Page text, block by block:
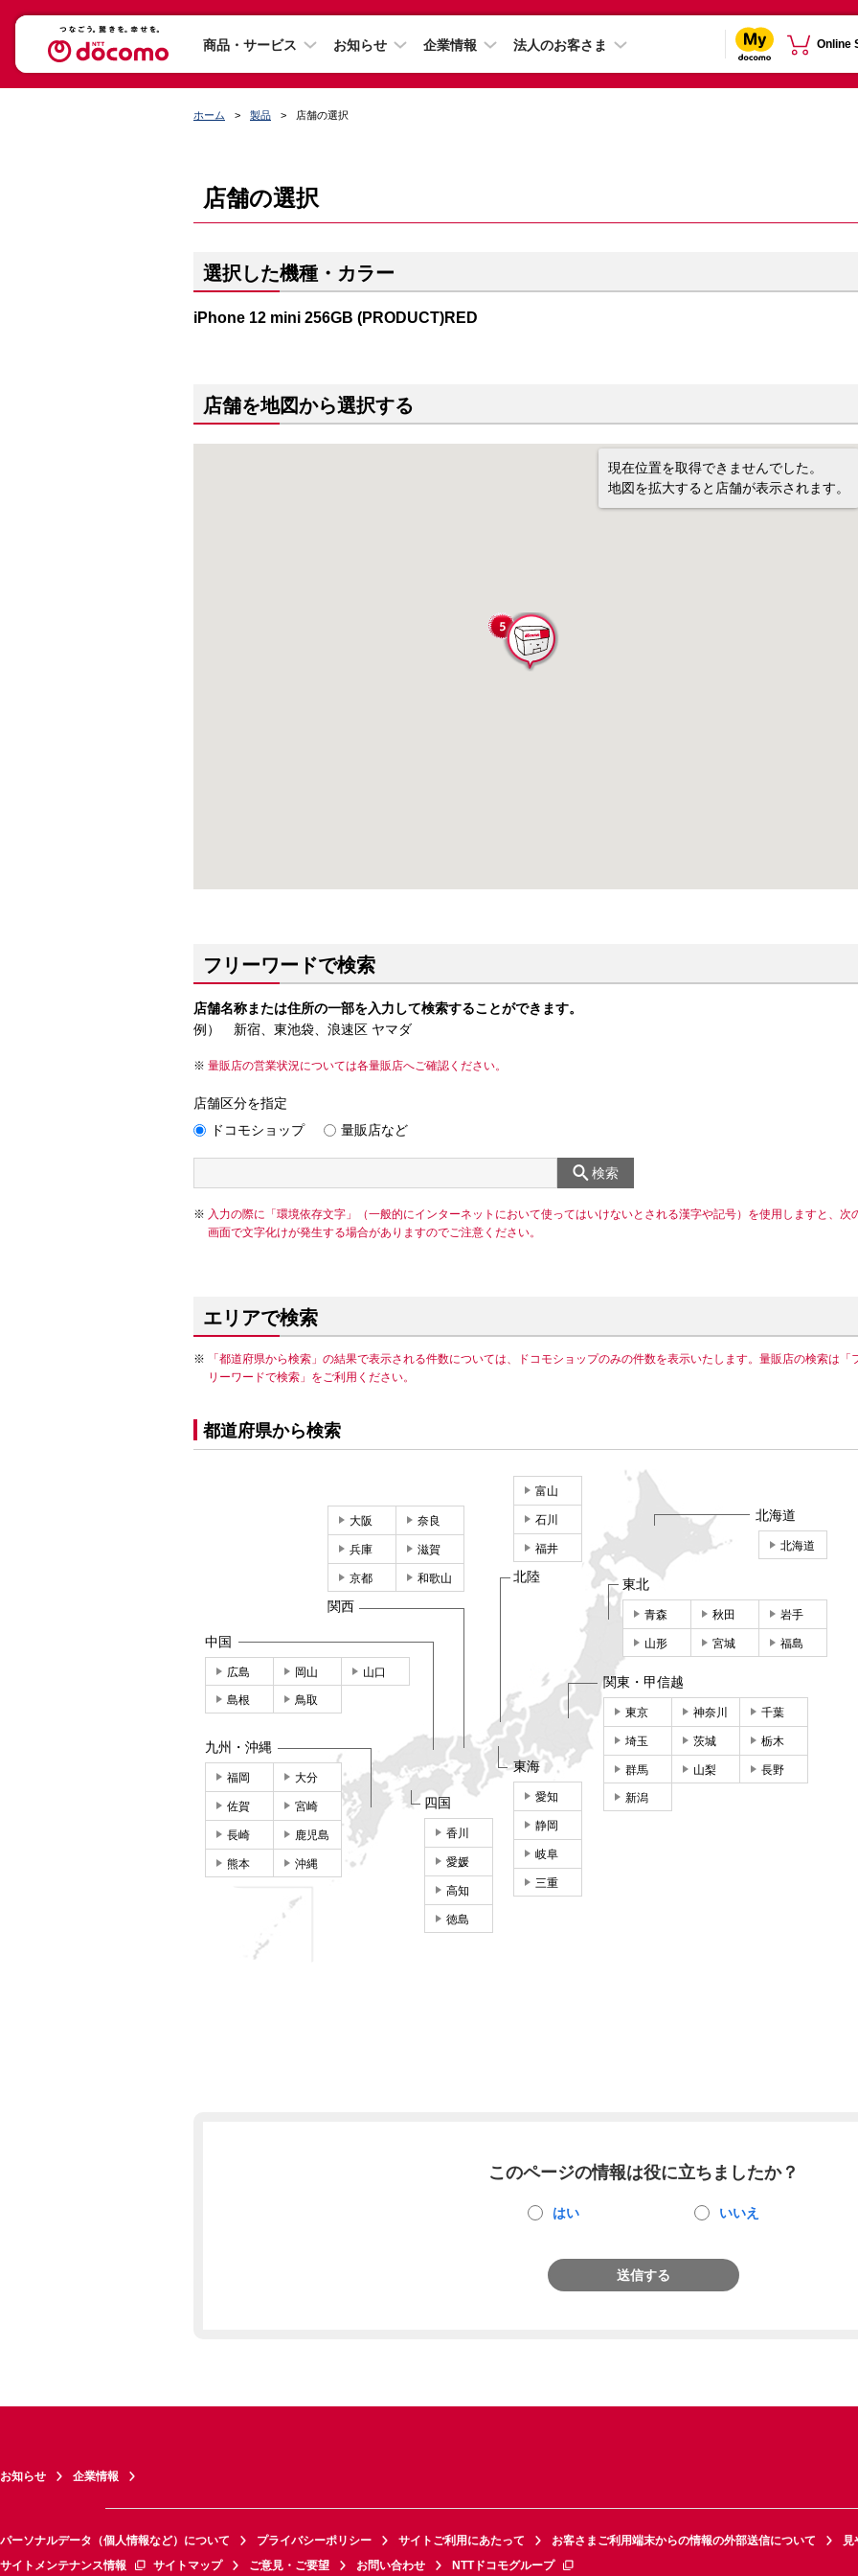
商品・サービス お知らせ 企業情報 法人のお客さま Online
ホーム 製品 店舗の選択
店舗の選択
選択した機種・カラー
iPhone 12 mini 256GB (PRODUCT)RED
店舗を地図から選択する
現在位置を取得できませんでした。
地図を拡大すると店舗が表示されます。
フリーワードで検索
店舗名称または住所の一部を入力して検索することができます。
例） 新宿、東池袋、浪速区 ヤマダ
量販店の営業状況については各量販店へご確認ください。
店舗区分を指定
ドコモショップ
量販店など
検索
入力の際に「環境依存文字」（一般的にインターネットにおいて使ってはいけないとされる漢字や記号）を使用しますと、次
画面で文字化けが発生する場合がありますのでご注意ください。
エリアで検索
「都道府県から検索」の結果で表示される件数については、ドコモショップのみの件数を表示いたします。量販店の検索は「
リーワードで検索」をご利用ください。
都道府県から検索
北海道
北海道
東北
青森 秋田 岩手
山形 宮城 福島
関東・甲信越
東京 神奈川 千葉
埼玉 茨城 栃木
群馬 山梨 長野
新潟
東海
愛知
静岡
岐阜
三重
富山
石川
福井
北陸
大阪 奈良
兵庫 滋賀
京都 和歌山
関西
中国
広島 岡山 山口
島根 鳥取
四国
香川
愛媛
高知
徳島
九州・沖縄
福岡 大分
佐賀 宮崎
長崎 鹿児島
熊本 沖縄
このページの情報は役に立ちましたか？
はい いいえ
送信する
お知らせ 企業情報
パーソナルデータ（個人情報など）について プライバシーポリシー サイトご利用にあたって お客さまご利用端末からの情報の外部送信について
見
サイトメンテナンス情報
サイトマップ ご意見・ご要望 お問い合わせ NTTドコモグループ